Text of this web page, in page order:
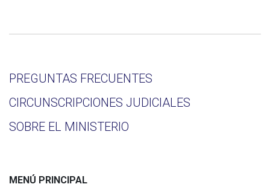
PREGUNTAS FRECUENTES
CIRCUNSCRIPCIONES JUDICIALES
SOBRE EL MINISTERIO
MENÚ PRINCIPAL